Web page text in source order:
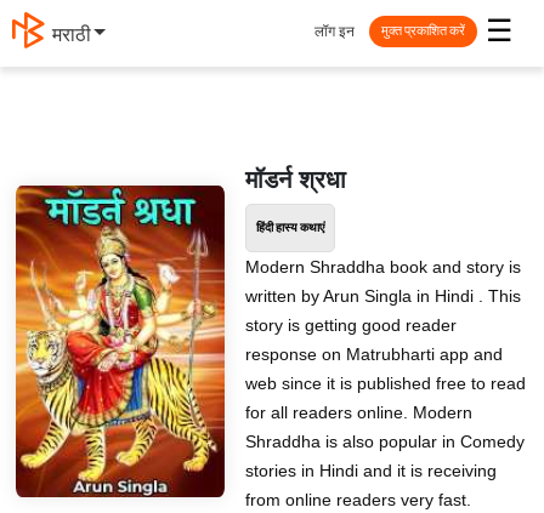
मराठी ☰
लॉग इन मुक्त प्रकाशित करें
मॉडर्न श्रधा
हिंदी हास्य कथाएं
Modern Shraddha book and story is
written by Arun Singla in Hindi . This
story is getting good reader
response on Matrubharti app and
web since it is published free to read
for all readers online. Modern
Shraddha is also popular in Comedy
stories in Hindi and it is receiving
from online readers very fast.